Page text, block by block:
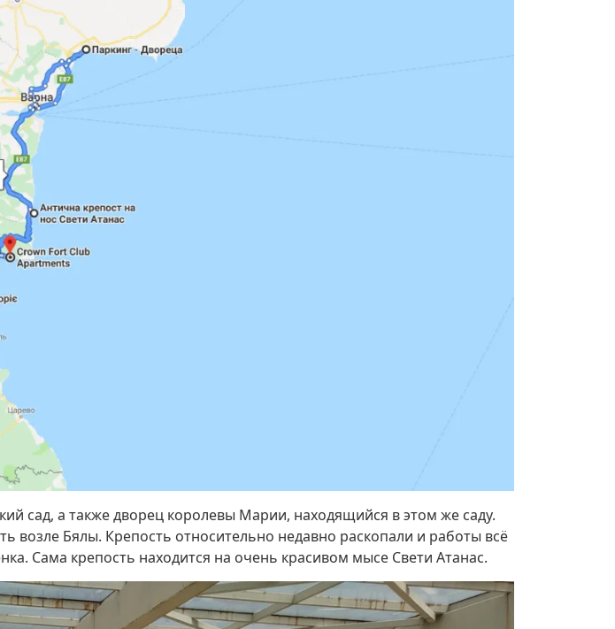
сад, а также дворец королевы Марии, находящийся в этом же саду.
возле Бялы. Крепость относительно недавно раскопали и работы всё
Сама крепость находится на очень красивом мысе Свети Атанас.